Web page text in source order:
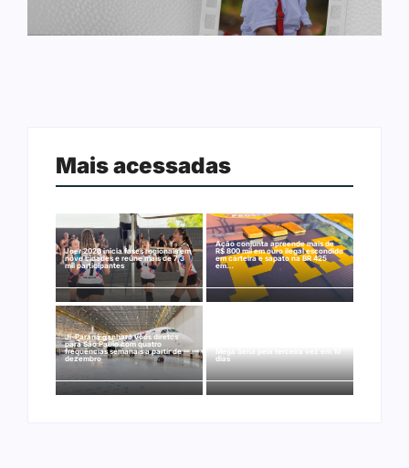
Mais acessadas
Joer 2026 inicia fases regionais em
nove cidades e reúne mais de 7,3
mil participantes
Ação conjunta apreende mais de
R$ 800 mil em ouro ilegal escondido
em carteira e sapato na BR 425
em…
Ji-Paraná ganhará voos diretos
para São Paulo com quatro
frequências semanais a partir de
dezembro
dias